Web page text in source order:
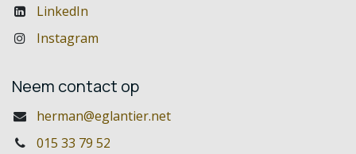
LinkedIn
Instagram
Neem contact op
herman@eglantier.net
015 33 79 52